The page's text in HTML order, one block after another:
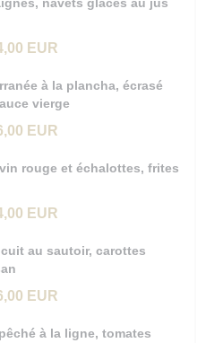
EUR
à la plancha, écrasé
vierge
EUR
rouge et échalottes, frites
EUR
au sautoir, carottes
EUR
à la ligne, tomates